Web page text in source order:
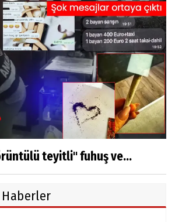
teyitli" fuhuş ve...
Haberler